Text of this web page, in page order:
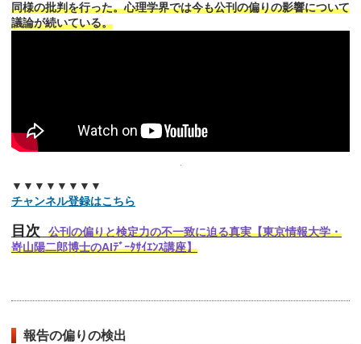
同様の批判を行った。心理学界では今も公刊の偏りの影響について
議論が続いている。
▼▼▼▼▼▼▼▼
チャンネル登録はこちら
目次
公刊の偏りと検定力の不一致に迫る真実【東京情報大学・
嵜山陽二郎博士のAIﾃﾞｰﾀｻｲｴﾝｽ講座】
報告の偏りの検出